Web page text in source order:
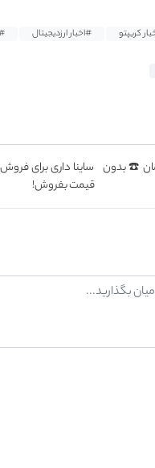
کریپتو #اخبار ارزدیجیتال
☎️ بدون ساینا داری برای
قیمت بفروش!